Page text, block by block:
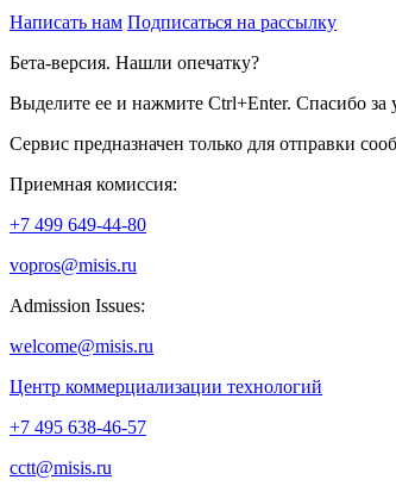
Написать нам Подписаться на рассылку
Бета-версия. Нашли опечатку?
Выделите ее и нажмите Ctrl+Enter. Спасибо за
Сервис предназначен только для отправки
Приемная комиссия:
+7 499 649-44-80
vopros@misis.ru
Admission Issues:
welcome@misis.ru
Центр коммерциализации технологий
+7 495 638-46-57
cctt@misis.ru